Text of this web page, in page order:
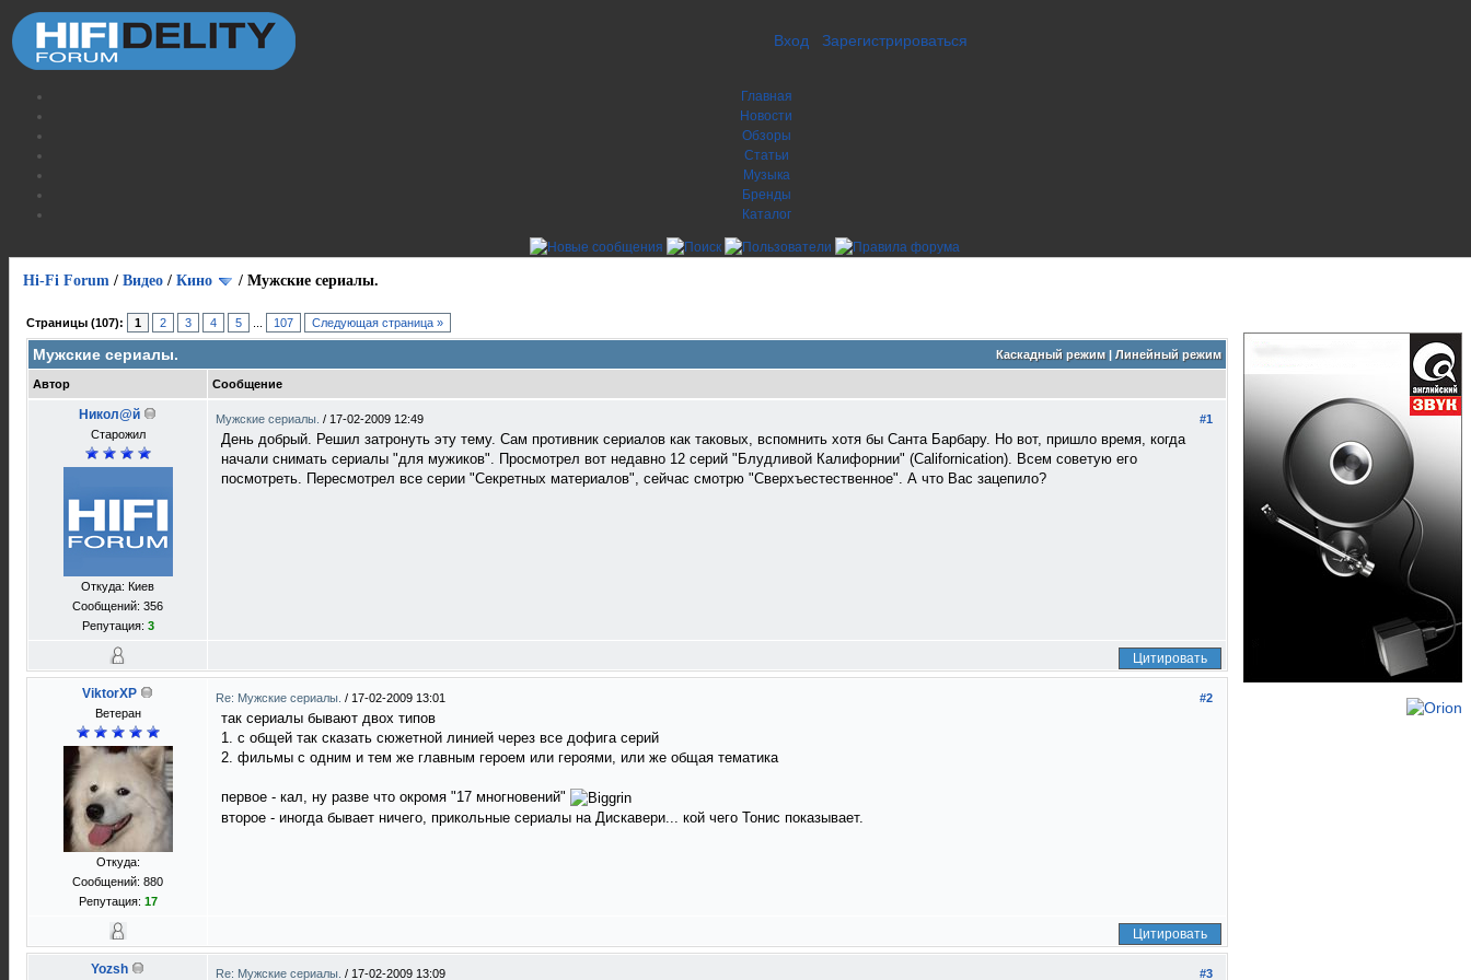
Вход Зарегистрироваться
Главная
Новости
Обзоры
Статьи
Музыка
Бренды
Каталог
Hi-Fi Forum / Видео / Кино / Мужские сериалы.
Страницы (107): 1 2 3 4 5 107 Следующая страница »
Каскадный режим| Линейный режим
Мужские сериалы.
Автор Сообщение
Никол@й
Старожил
Откуда: Киев
Сообщений: 356
Репутация: 3
#1
Мужские сериалы. / 17-02-2009 12:49
День добрый. Решил затронуть эту тему. Сам противник сериалов как таковых, вспомнить хотя бы Санта Барбару. Но вот, пришло время, когда
начали снимать сериалы "для мужиков". Просмотрел вот недавно 12 серий "Блудливой Калифорнии" (Californication). Всем советую его
посмотреть. Пересмотрел все серии "Секретных материалов", сейчас смотрю "Сверхъестественное". А что Вас зацепило?
Цитировать
ViktorXP
Ветеран
Откуда:
Сообщений: 880
Репутация: 17
#2
Re: Мужские сериалы. / 17-02-2009 13:01
так сериалы бывают двох типов
1. с общей так сказать сюжетной линией через все дофига серий
2. фильмы с одним и тем же главным героем или героями, или же общая тематика
первое - кал, ну разве что окромя "17 многновений"
второе - иногда бывает ничего, прикольные сериалы на Дискавери... кой чего Тонис показывает.
Цитировать
Yozsh #3
Re: Мужские сериалы. / 17-02-2009 13:09